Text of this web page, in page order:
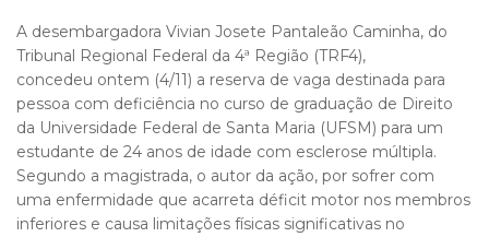
A desembargadora Vivian Josete Pantaleão Caminha, do
Tribunal Regional Federal da 4ª Região (TRF4),
concedeu ontem (4/11) a reserva de vaga destinada para
pessoa com deficiência no curso de graduação de Direito
da Universidade Federal de Santa Maria (UFSM) para um
estudante de 24 anos de idade com esclerose múltipla.
Segundo a magistrada, o autor da ação, por sofrer com
uma enfermidade que acarreta déficit motor nos membros
inferiores e causa limitações físicas significativas no